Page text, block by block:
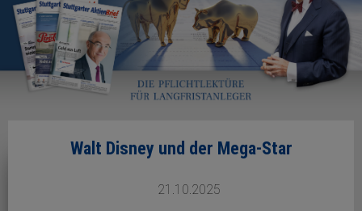
Walt Disney und der Mega-Star
21.10.2025